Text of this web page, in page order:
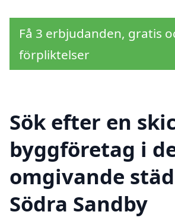
Få 3 erbjudanden, gratis
förpliktelser
Sök efter en
byggföretag i
omgivande
Södra Sandby